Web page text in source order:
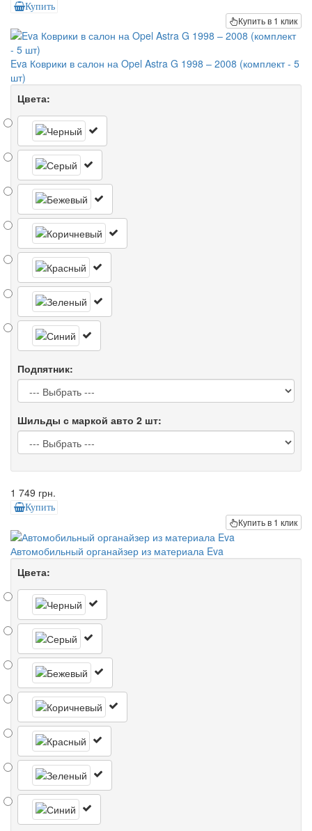
Купить
Купить в 1 клик
Eva Коврики в салон на Opel Astra G 1998 – 2008 (комплект - 5
шт)
Цвета:
Подпятник:
Шильды с маркой авто 2 шт:
1 749 грн.
Купить
Купить в 1 клик
Автомобильный органайзер из материала Eva
Цвета: